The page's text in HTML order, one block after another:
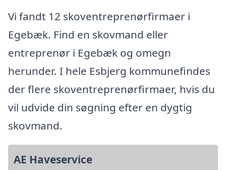
Vi fandt 12 skoventreprenørfirmaer i
Egebæk. Find en skovmand eller
entreprenør i Egebæk og omegn
herunder. I hele Esbjerg kommunefindes
der flere skoventreprenørfirmaer, hvis du
vil udvide din søgning efter en dygtig
skovmand.
AE Haveservice